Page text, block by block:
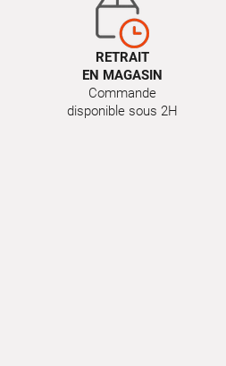
RETRAIT
EN MAGASIN
Commande
disponible sous 2H